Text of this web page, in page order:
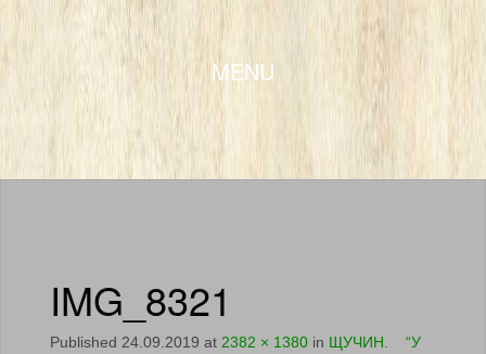
MENU
SKIP TO CONTENT
IMG_8321
Published 24.09.2019 at 2382 × 1380 in ЩУЧИН. “У